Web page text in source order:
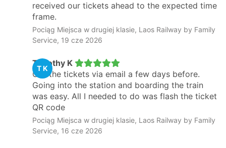
received our tickets ahead to the expected time
frame.
Pociąg Miejsca w drugiej klasie, Laos Railway by Family
Service, 19 cze 2026
T K
Timothy K
Got the tickets via email a few days before.
Going into the station and boarding the train
was easy. All I needed to do was flash the ticket
QR code
Pociąg Miejsca w drugiej klasie, Laos Railway by Family
Service, 16 cze 2026